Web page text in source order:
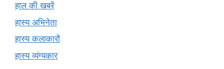
हाल की खबरें
हास्य अभिनेता
हास्य कलाकारों
हास्य व्यंग्यकार